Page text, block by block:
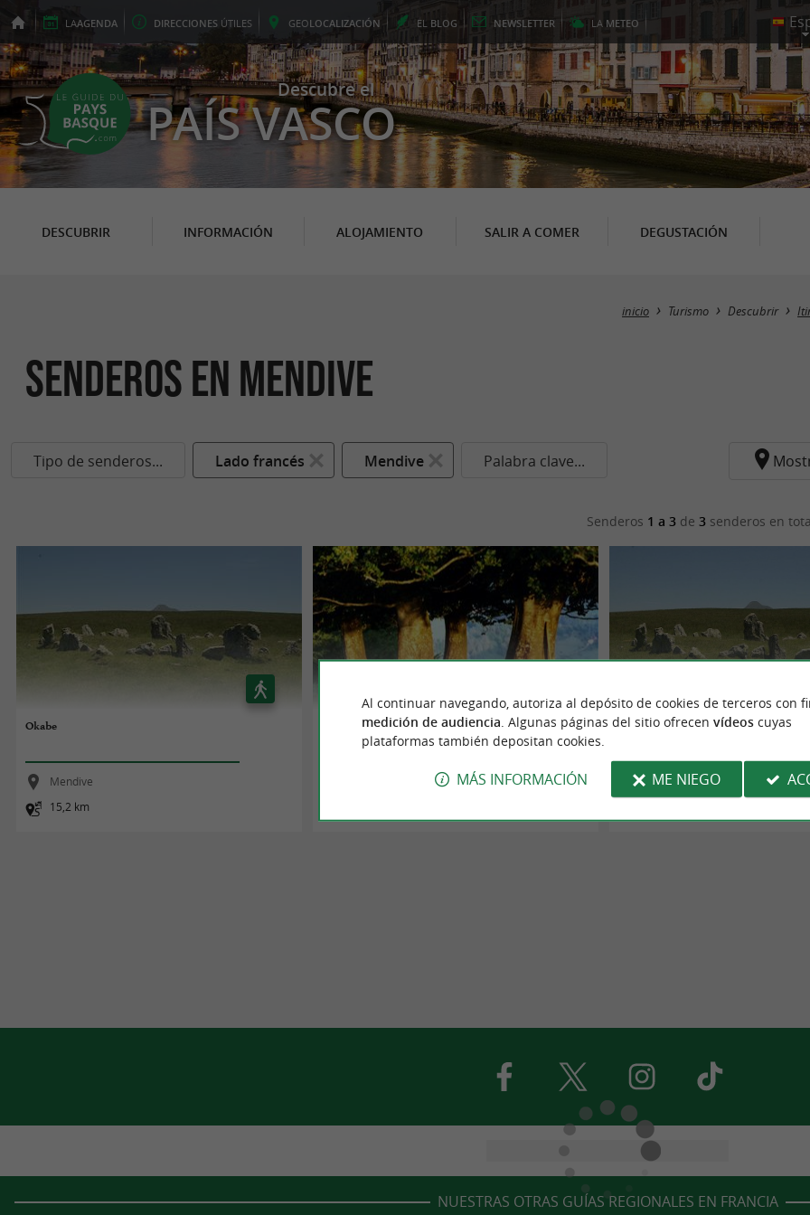
LAAGENDA DIRECCIONES ÚTILES GEOLOCALIZACIÓN EL BLOG NEWSLETTER LA METEO
Descubre el
PAÍS VASCO
DESCUBRIR INFORMACIÓN ALOJAMIENTO SALIR A COMER DEGUSTACIÓN
inicio Turismo Descubrir
senderos en Mendive
Tipo de senderos... Lado francés Mendive Palabra clave...
Senderos 1 a 3 de3 senderos en
Okabe
Mendive
15,2 km
Les cromlechs d'Occabé
Mendive
NUESTRAS OTRAS GUÍAS REGIONALES EN FRANCIA
Al continuar navegando, autoriza al depósito de cookies de terceros con
medición de audiencia . Algunas páginas del sitio ofrecen vídeoscuyas
plataformas también depositan cookies.
MÁS INFORMACIÓN ME NIEGO